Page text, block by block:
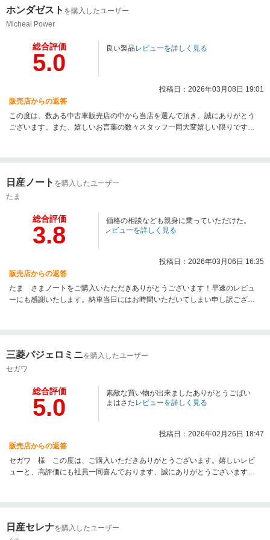
ホンダゼスト を購入したユーザー
Micheal Power
総合評価
5.0
良い製品レビューを詳しく見る
投稿日：2026年03月08日 19:01
販売店からの返答
この度は、数ある中古車販売店の中から当店を選んで頂き、誠にありがとう
ございます。また、嬉しいお言葉の数々スタッフ一同大変嬉しい限りです。
日産ノート を購入したユーザー
たま
総合評価
3.8
価格の相談なども親身に乗っていただけた。
レビューを詳しく見る
投稿日：2026年03月06日 16:35
販売店からの返答
たま さまノートをご購入いたただきありがとうございます！早速のレビュ
ーにも感謝いたします。納車当日にはお時間いただいてしまい申し訳ござい
さい。またのご来店を心よりお待ちしております。BASE AUTO 成田
三菱パジェロミニを購入したユーザー
セガワ
総合評価
5.0
素敵な買い物が出来ましたありがとうごばい
まはさたレビューを詳しく見る
投稿日：2026年02月26日 18:47
販売店からの返答
セガワ 様 この度は、ご購入いただきありがとうございます。嬉しいレビ
ューと、高評価にも社員一同喜んでおります、誠にありがとうございます。
日産セレナを購入したユーザー